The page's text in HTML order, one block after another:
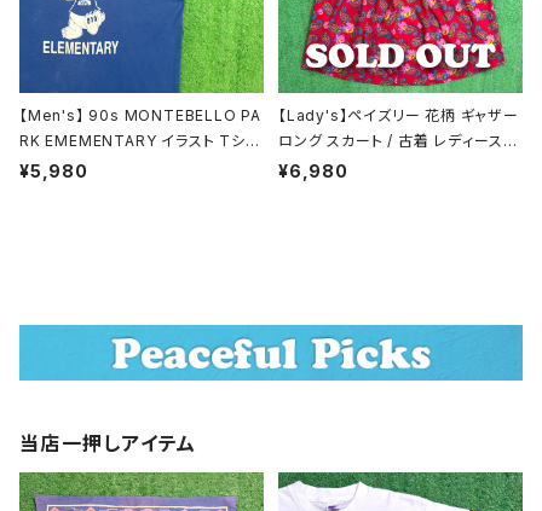
【Men's】 90s MONTEBELLO PA
RK EMEMENTARY イラスト Tシャ
ツ / アメリカ製 USA製 カレッジ ティ
¥5,980
【Lady's】ペイズリー 花柄 ギャザー
ロング スカート / 古着 レディース
総柄 ロングスカート 2179
¥6,980
当店一押しアイテム